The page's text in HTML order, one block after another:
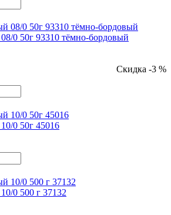
0 50г 93310 тёмно-бордовый
Скидка -3 %
0 50г 45016
0 500 г 37132